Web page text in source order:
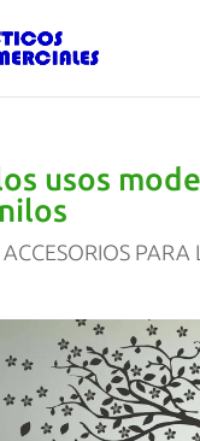
usos
ACCESORIOS PARA